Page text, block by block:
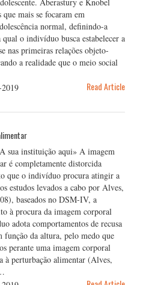
mais se focaram em
normal, definindo-a
o indivíduo busca estabelecer a
nas primeiras relações objeto-
a realidade que o meio social
Read Article
sua instituição aqui» A imagem
é completamente distorcida
que o indivíduo procura atingir a
estudos levados a cabo por Alves,
baseados no DSM-IV, a
à procura da imagem corporal
adota comportamentos de recusa
função da altura, pelo medo que
perante uma imagem corporal
à perturbação alimentar (Alves,